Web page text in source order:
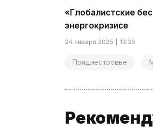
«Глобалистские
энергокризисе
24 января 2025 | 13:36
Приднестровье